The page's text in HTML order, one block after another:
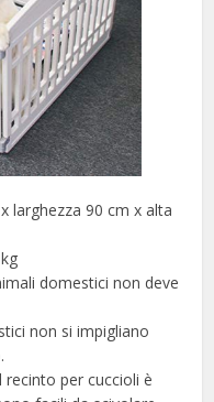
larghezza 90 cm x alta
domestici non deve
non si impigliano
per cuccioli è